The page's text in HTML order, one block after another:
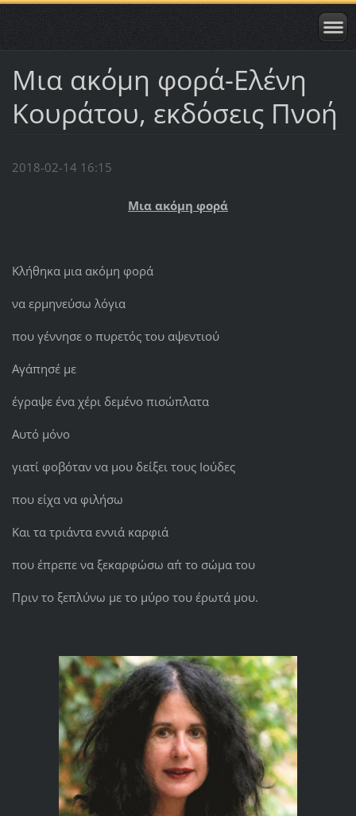
Mια ακόμη φορά-Ελένη
Κουράτου, εκδόσεις Πνοή
2018-02-14 16:15
Μια ακόμη φορά
Κλήθηκα μια ακόμη φορά
να ερμηνεύσω λόγια
που γέννησε ο πυρετός του αψεντιού
Αγάπησέ με
έγραψε ένα χέρι δεμένο πισώπλατα
Αυτό μόνο
γιατί φοβόταν να μου δείξει τους Ιούδες
που είχα να φιλήσω
Και τα τριάντα εννιά καρφιά
που έπρεπε να ξεκαρφώσω απ΄ το σώμα του
Πριν το ξεπλύνω με το μύρο του έρωτά μου.